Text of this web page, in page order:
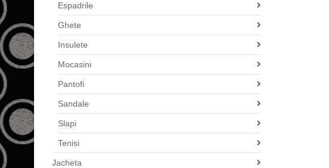
Espadrile
Ghete
Insulete
Mocasini
Pantofi
Sandale
Slapi
Tenisi
Jacheta